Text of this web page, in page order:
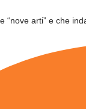
“nove arti” e che